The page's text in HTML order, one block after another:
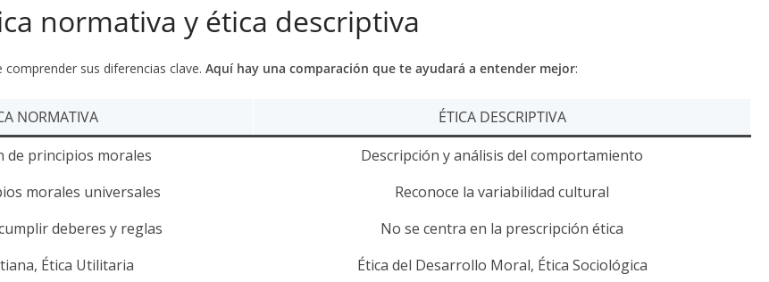
normativa y ética descriptiva
sus diferencias clave. Aquí hay una comparación que te ayudará a entender mejor:
NORMATIVA
ÉTICA DESCRIPTIVA
de principios morales
Descripción y análisis del comportamiento
morales universales
Reconoce la variabilidad cultural
deberes y reglas
No se centra en la prescripción ética
Ética Utilitaria Ética del Desarrollo Moral, Ética Sociológica